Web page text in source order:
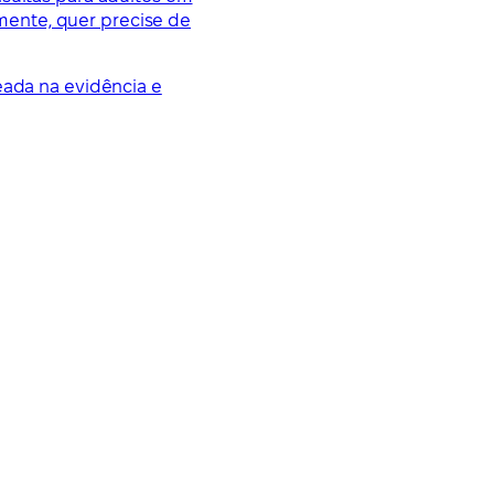
quer precise de
na evidência e